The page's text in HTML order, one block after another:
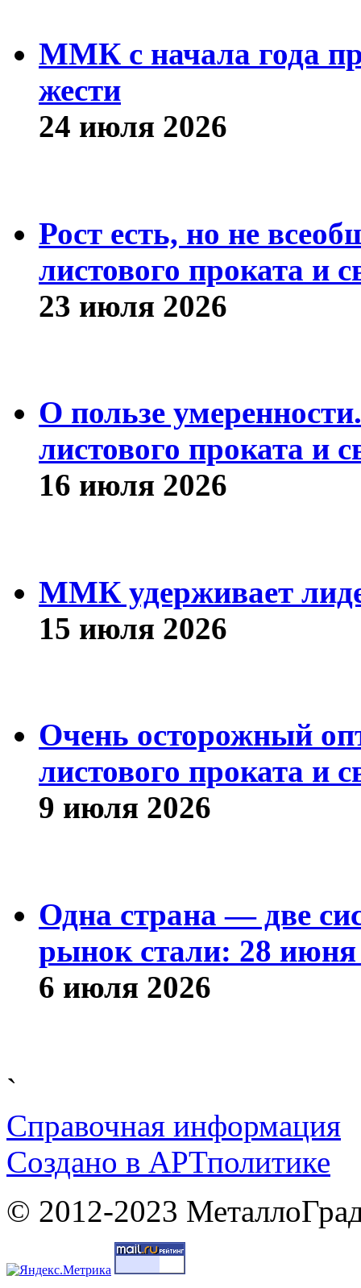
ММК с начала года
жести
24 июля 2026
Рост есть, но не
листового проката и
23 июля 2026
О пользе
листового проката и
16 июля 2026
ММК удерживает
15 июля 2026
Очень осторожный
листового проката и
9 июля 2026
Одна страна — две
рынок стали: 28
6 июля 2026
`
Справочная информация
Cоздано в АРТполитике
© 2012-2023